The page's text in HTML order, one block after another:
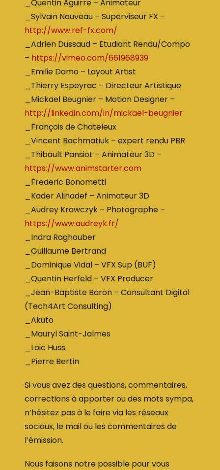
_Quentin Aguirre – Animateur
_Sylvain Nouveau – Superviseur FX –
http://www.ref-fx.com/
_Adrien Dussaud – Etudiant Rendu/Compo
– https://vimeo.com/661968939
_Emilie Damo – Layout Artist
_Thierry Espeyrac – Directeur Artistique
_Mickael Beugnier – Motion Designer –
http://linkedin.com/in/mickael-beugnier
_François de Chateleux
_Vincent Bachmatiuk – expert rendu PBR
_Thibault Pansiot – Animateur 3D –
https://www.animstarter.com
_Frederic Bonometti
_Kader Alihadef – Animateur 3D
_Audrey Krawczyk – Photographe –
https://www.audreyk.fr/
_Indra Raghouber
_Guillaume Bertrand
_Dominique Vidal – VFX Sup (BUF)
_Quentin Herfeld – VFX Producer
_Jean-Baptiste Baron – Consultant Digital
(Tech4Art Consulting)
_Akuto
_Mauryl Saint-Jalmes
_Loic Huss
_Pierre Bertin
Si vous avez des questions, commentaires,
corrections à apporter ou des mots sympa,
n’hésitez pas à le faire via les réseaux
sociaux, le mail ou les commentaires de
l’émission.
Nous faisons notre possible pour vous